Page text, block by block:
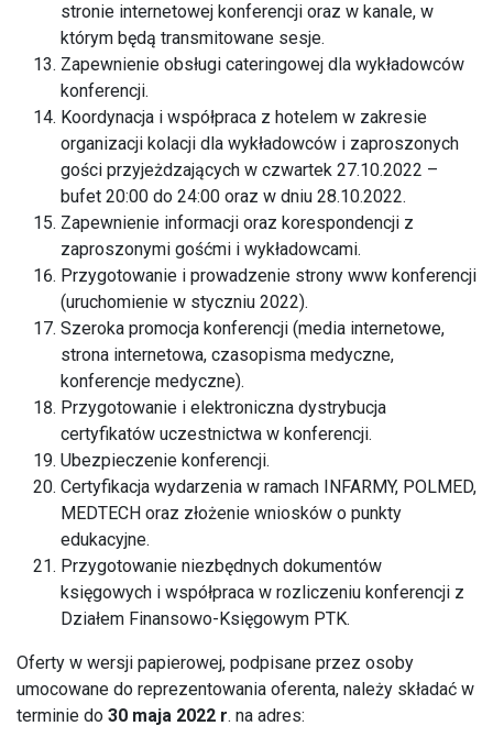
stronie internetowej konferencji oraz w kanale, w
którym będą transmitowane sesje.
Zapewnienie obsługi cateringowej dla wykładowców
konferencji.
Koordynacja i współpraca z hotelem w zakresie
organizacji kolacji dla wykładowców i zaproszonych
gości przyjeżdzających w czwartek 27.10.2022 –
bufet 20:00 do 24:00 oraz w dniu 28.10.2022.
Zapewnienie informacji oraz korespondencji z
zaproszonymi gośćmi i wykładowcami.
Przygotowanie i prowadzenie strony www konferencji
(uruchomienie w styczniu 2022).
Szeroka promocja konferencji (media internetowe,
strona internetowa, czasopisma medyczne,
konferencje medyczne).
Przygotowanie i elektroniczna dystrybucja
certyfikatów uczestnictwa w konferencji.
Ubezpieczenie konferencji.
Certyfikacja wydarzenia w ramach INFARMY, POLMED,
MEDTECH oraz złożenie wniosków o punkty
edukacyjne.
Przygotowanie niezbędnych dokumentów
księgowych i współpraca w rozliczeniu konferencji z
Działem Finansowo-Księgowym PTK.
Oferty w wersji papierowej, podpisane przez osoby
umocowane do reprezentowania oferenta, należy składać w
terminie do 30 maja 2022 r. na adres: